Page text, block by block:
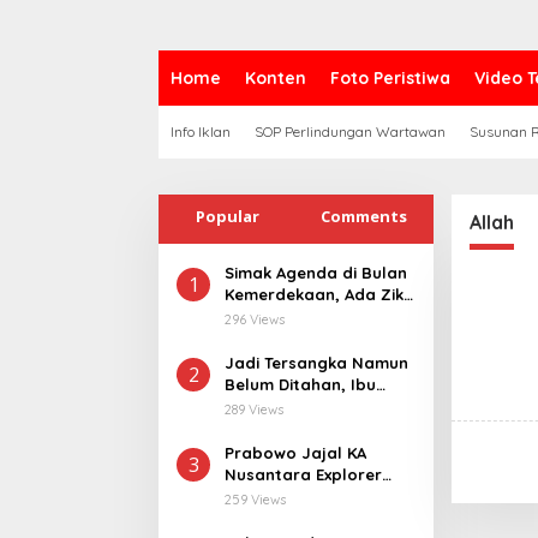
Home Konten Foto Peristiwa Video
Info Iklan SOP Perlindungan Wartawan Susunan
Popular Comments
1
Simak Agenda di Bulan
Kemerdekaan, Ada Zikir
Bersama Hingga
296 Views
2
Jadi Tersangka Namun
Belum Ditahan, Ibu
Korban di Pekalongan
Keseriusan Polisi
Tangani Kasus
Rudapksa Sampai
289 Views
3
Prabowo Jajal KA
Nusantara Explorer
dari Batang ke
259 Views
Allah